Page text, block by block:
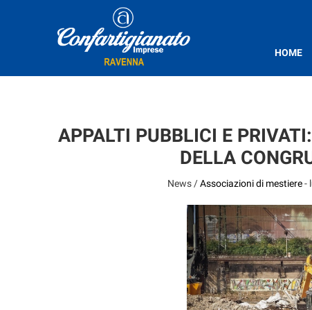
HOME
APPALTI PUBBLICI E
DELLA
News /Associazioni di mestiere-